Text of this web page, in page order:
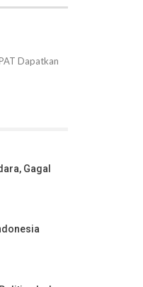
Dapatkan
Gagal